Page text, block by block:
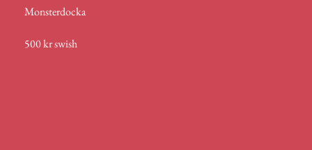
Monsterdocka
500 kr swish